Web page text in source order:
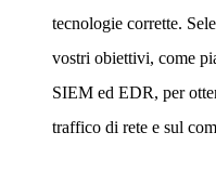
tecnologie corrette.
vostri obiettivi, come
SIEM ed EDR, per
traffico di rete e sul